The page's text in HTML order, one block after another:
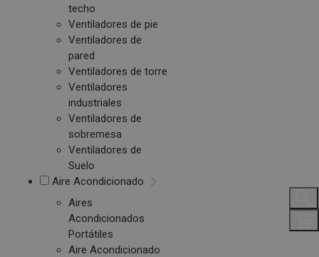
techo
Ventiladores de pie
Ventiladores de
pared
Ventiladores de torre
Ventiladores
industriales
Ventiladores de
sobremesa
Ventiladores de
Suelo
Aire Acondicionado
Aires
Acondicionados
Portátiles
Aire Acondicionado